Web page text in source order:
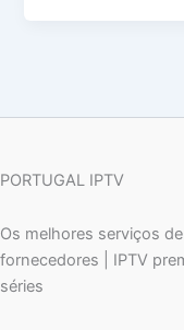
PORTUGAL IPTV
Os melhores serviços
fornecedores | IPTV
séries